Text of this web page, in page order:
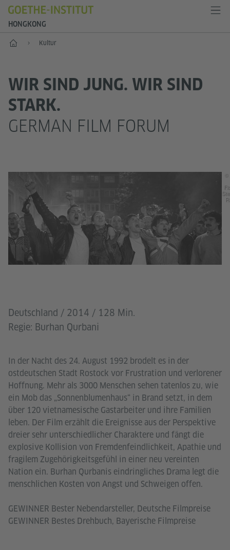
HONGKONG
Start Kultur
WIR SIND JUNG. WIR SIND
STARK.
GERMAN FILM FORUM
Deutschland / 2014 / 128 Min.
Regie: Burhan Qurbani
In der Nacht des 24. August 1992 brodelt es in der
ostdeutschen Stadt Rostock vor Frustration und verlorener
Hoffnung. Mehr als 3000 Menschen sehen tatenlos zu, wie
ein Mob das „Sonnenblumenhaus“ in Brand setzt, in dem
über 120 vietnamesische Gastarbeiter und ihre Familien
leben. Der Film erzählt die Ereignisse aus der Perspektive
dreier sehr unterschiedlicher Charaktere und fängt die
explosive Kollision von Fremdenfeindlichkeit, Apathie und
fragilem Zugehörigkeitsgefühl in einer neu vereinten
Nation ein. Burhan Qurbanis eindringliches Drama legt die
menschlichen Kosten von Angst und Schweigen offen.
GEWINNER Bester Nebendarsteller, Deutsche Filmpreise
GEWINNER Bestes Drehbuch, Bayerische Filmpreise